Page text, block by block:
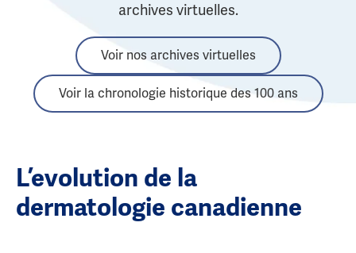
archives virtuelles.
Voir nos archives virtuelles
Voir la chronologie historique des 100 ans
L’evolution de la
dermatologie canadienne